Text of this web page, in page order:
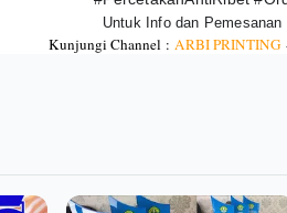
Untuk Info dan
Kunjungi Channel : ARBI PRINTING